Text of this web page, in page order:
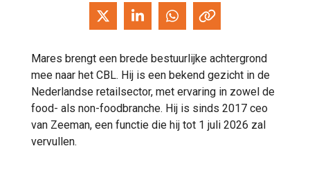
Mares brengt een brede bestuurlijke achtergrond
mee naar het CBL. Hij is een bekend gezicht in de
Nederlandse retailsector, met ervaring in zowel de
food- als non-foodbranche. Hij is sinds 2017 ceo
van Zeeman, een functie die hij tot 1 juli 2026 zal
vervullen.